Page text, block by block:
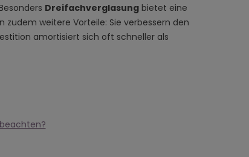
Dreifachverglasungbietet eine
zudem weitere Vorteile: Sie verbessern den
amortisiert sich oft schneller als